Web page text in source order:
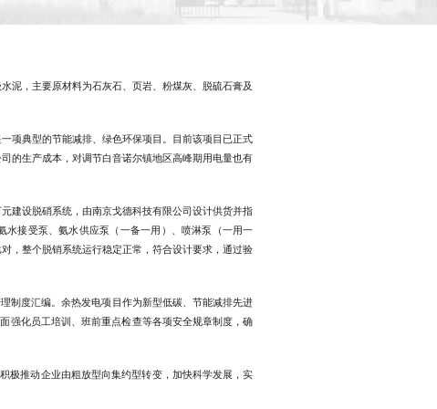
泥，主要原材料为石灰石、页岩、粉煤灰、脱硫石膏及
项典型的节能减排、绿色环保项目。目前该项目已正式
的生产成本，对调节白音诺尔镇地区高峰期用电量也有
建设脱硝系统，由南京戈德科技有限公司设计供货并指
水接受泵、氨水供应泵（一备一用）、喷淋泵（一用一
，整个脱销系统运行稳定正常，符合设计要求，通过验
制度汇编。余热发电项目作为新型低碳、节能减排先进
强化员工培训、班前重点检查等各项安全规章制度，确
极推动企业由粗放型向集约型转变，加快科学发展，实